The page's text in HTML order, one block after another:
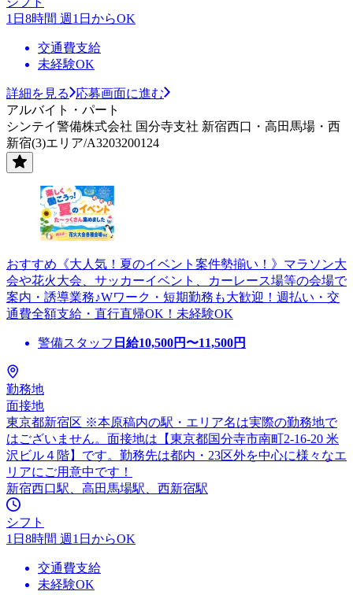
1日8時間 週1日からOK
交通費支給
未経験OK
詳細を見る
応募画面に進む
アルバイト・パート
シンテイ警備株式会社 国分寺支社 新宿西口・高田馬場・西
新宿(3)エリア/A3203200124
おすすめ《大人気！夏のイベント案件勢揃い！》マラソン大
会や花火大会、サッカーイベント、カーレース場等の会場で
案内・誘導業務♪Wワーク・短期勤務も大歓迎！週払い・交
通費全額支給・直行直帰OK！未経験OK
警備スタッフ 日給10,500円〜11,500円
勤務地
面接地
東京都新宿区 ※本原稿内の駅・エリア名は実際の勤務地で
はございません。面接地は【東京都国分寺市南町2-16-20 米
沢ビル４階】です。勤務先は都内・23区外を中心に様々なエ
リアにご用意中です！
新宿西口駅、高田馬場駅、西新宿駅
シフト
1日8時間 週1日からOK
交通費支給
未経験OK